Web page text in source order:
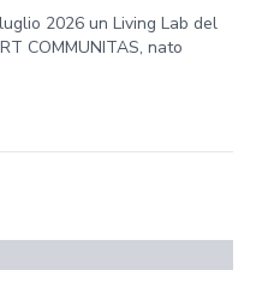
2026 un Living Lab del
COMMUNITAS, nato